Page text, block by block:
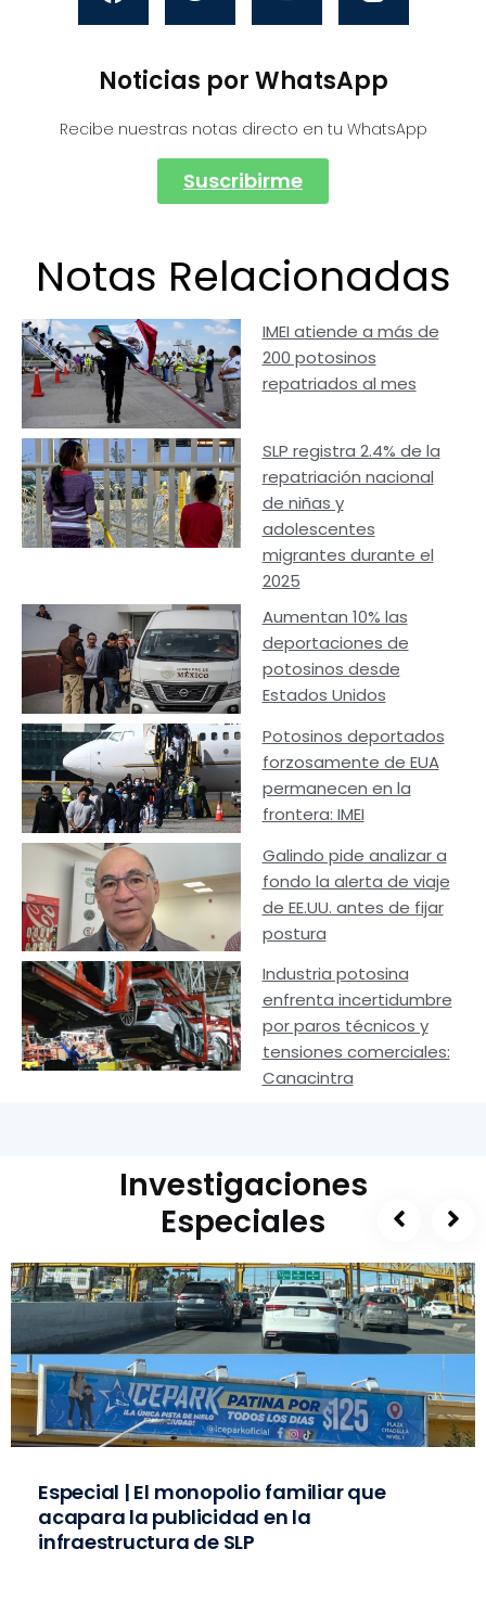
Noticias por WhatsApp
Recibe nuestras notas directo en tu WhatsApp
Suscribirme
Notas Relacionadas
IMEI atiende a más de
200 potosinos
repatriados al mes
SLP registra 2.4% de la
repatriación nacional
de niñas y
adolescentes
migrantes durante el
2025
Aumentan 10% las
deportaciones de
potosinos desde
Estados Unidos
Potosinos deportados
forzosamente de EUA
permanecen en la
frontera: IMEI
Galindo pide analizar a
fondo la alerta de viaje
de EE.UU. antes de fijar
postura
Industria potosina
enfrenta incertidumbre
por paros técnicos y
tensiones comerciales:
Canacintra
Investigaciones
Especiales
Especial | El monopolio familiar que
acapara la publicidad en la
infraestructura de SLP